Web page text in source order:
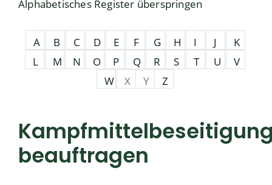
Alphabetisches Register überspringen
A B C D E F G H I J
K
L
M N O P Q R S T U
V
W
X Y Z
beauftragen